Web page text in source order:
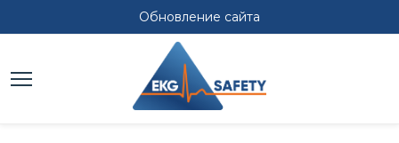
Обновление сайта